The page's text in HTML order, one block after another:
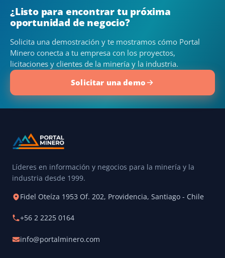
¿Listo para encontrar tu próxima
oportunidad de negocio?
Solicita una demostración y te mostramos cómo Portal
Minero conecta a tu empresa con los proyectos,
licitaciones y clientes de la minería y la industria.
Solicitar una demo
Líderes en información y negocios para la minería y la
industria desde 1999.
Fidel Oteíza 1953 Of. 202, Providencia, Santiago - Chile
+56 2 2225 0164
info@portalminero.com